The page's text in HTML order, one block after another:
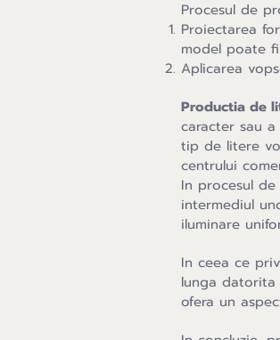
Procesul de
Proiectarea
model poate
Aplicarea
Productia de
caracter sau
tip de litere
centrului
In procesul
intermediul
iluminare
In ceea ce
lunga datorita
ofera un